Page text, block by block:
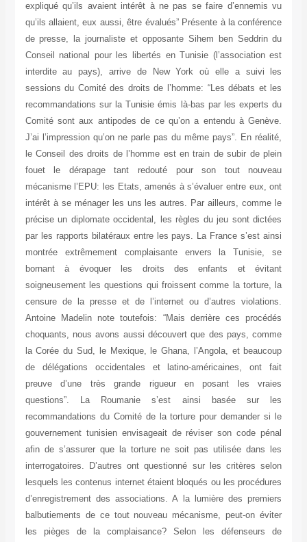
expliqué qu’ils avaient intérêt à ne pas se faire d’ennemis vu
qu’ils allaient, eux aussi, être évalués” Présente à la conférence
de presse, la journaliste et opposante Sihem ben Seddrin du
Conseil national pour les libertés en Tunisie (l’association est
interdite au pays), arrive de New York où elle a suivi les
sessions du Comité des droits de l’homme: “Les débats et les
recommandations sur la Tunisie émis là-bas par les experts du
Comité sont aux antipodes de ce qu’on a entendu à Genève.
J’ai l’impression qu’on ne parle pas du même pays”. En réalité,
le Conseil des droits de l’homme est en train de subir de plein
fouet le dérapage tant redouté pour son tout nouveau
mécanisme l’EPU: les Etats, amenés à s’évaluer entre eux, ont
intérêt à se ménager les uns les autres. Par ailleurs, comme le
précise un diplomate occidental, les règles du jeu sont dictées
par les rapports bilatéraux entre les pays. La France s’est ainsi
montrée extrêmement complaisante envers la Tunisie, se
bornant à évoquer les droits des enfants et évitant
soigneusement les questions qui froissent comme la torture, la
censure de la presse et de l’internet ou d’autres violations.
Antoine Madelin note toutefois: “Mais derrière ces procédés
choquants, nous avons aussi découvert que des pays, comme
la Corée du Sud, le Mexique, le Ghana, l’Angola, et beaucoup
de délégations occidentales et latino-américaines, ont fait
preuve d’une très grande rigueur en posant les vraies
questions”. La Roumanie s’est ainsi basée sur les
recommandations du Comité de la torture pour demander si le
gouvernement tunisien envisageait de réviser son code pénal
afin de s’assurer que la torture ne soit pas utilisée dans les
interrogatoires. D’autres ont questionné sur les critères selon
lesquels les contenus internet étaient bloqués ou les procédures
d’enregistrement des associations. A la lumière des premiers
balbutiements de ce tout nouveau mécanisme, peut-on éviter
les pièges de la complaisance? Selon les défenseurs de